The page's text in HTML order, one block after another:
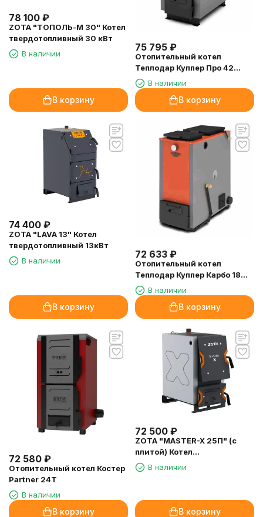
78 100 ₽
ZOTA "ТОПОЛЬ-М 30" Котел
твердотопливный 30 кВт
В наличии
В корзину
75 795 ₽
Отопительный котел
Теплодар Куппер Про 42
(2018)В наличии
В корзину
74 400 ₽
ZOTA "LAVA 13" Котел
твердотопливный 13кВт
В наличии
В корзину
72 633 ₽
Отопительный котел
Теплодар Куппер Карбо 18
(2018)В наличии
В корзину
72 580 ₽
Отопительный котел Костер
Partner 24T
В наличии
В корзину
72 500 ₽
ZOTA "MASTER-X 25П" (с
плитой) Котел
твердотопливный 25кВт
В наличии
В корзину